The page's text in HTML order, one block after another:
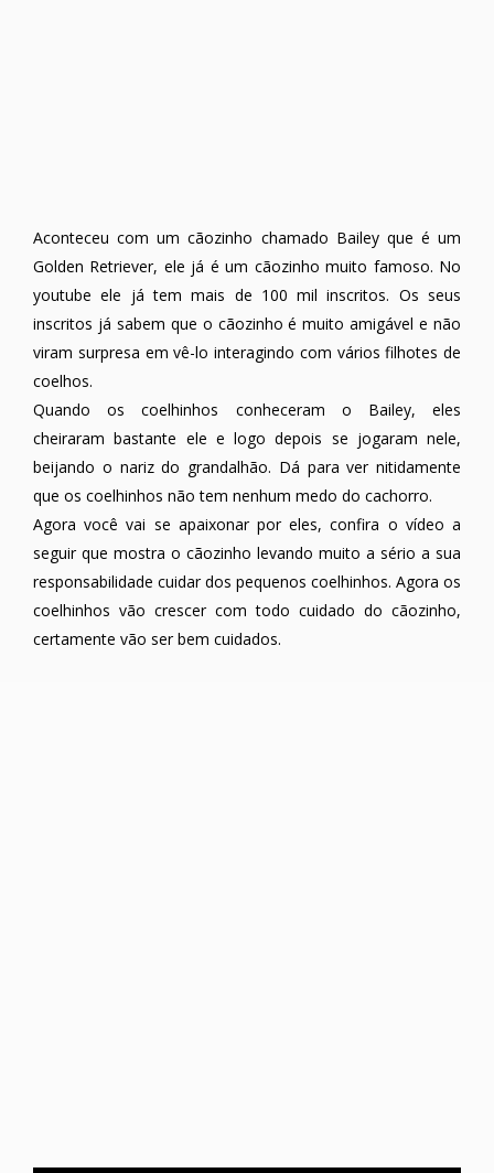
Aconteceu com um cãozinho chamado Bailey que é um
Golden Retriever, ele já é um cãozinho muito famoso. No
youtube ele já tem mais de 100 mil inscritos. Os seus
inscritos já sabem que o cãozinho é muito amigável e não
viram surpresa em vê-lo interagindo com vários filhotes de
coelhos.
Quando os coelhinhos conheceram o Bailey, eles
cheiraram bastante ele e logo depois se jogaram nele,
beijando o nariz do grandalhão. Dá para ver nitidamente
que os coelhinhos não tem nenhum medo do cachorro.
Agora você vai se apaixonar por eles, confira o vídeo a
seguir que mostra o cãozinho levando muito a sério a sua
responsabilidade cuidar dos pequenos coelhinhos. Agora os
coelhinhos vão crescer com todo cuidado do cãozinho,
certamente vão ser bem cuidados.